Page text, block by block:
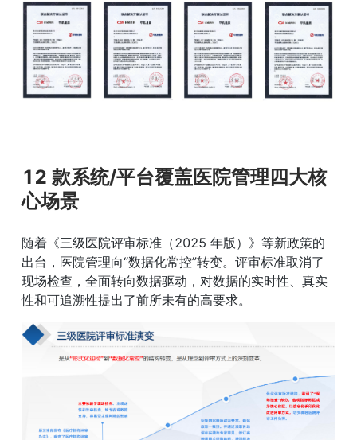
12 款系统/平台覆盖医院管理四大核
心场景
随着《三级医院评审标准（2025 年版）》等新政策的
出台，医院管理向“数据化常控”转变。评审标准取消了
现场检查，全面转向数据驱动，对数据的实时性、真实
性和可追溯性提出了前所未有的高要求。